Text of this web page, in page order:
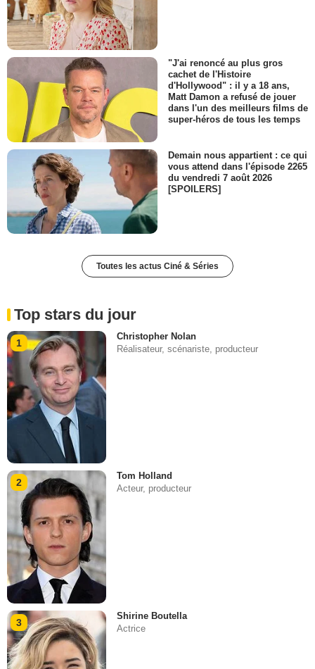
"J'ai renoncé au plus gros
cachet de l'Histoire
d'Hollywood" : il y a 18 ans,
Matt Damon a refusé de jouer
dans l'un des meilleurs films de
super-héros de tous les temps
Demain nous appartient : ce qui
vous attend dans l'épisode 2265
du vendredi 7 août 2026
[SPOILERS]
Toutes les actus Ciné & Séries
Top stars du jour
1
Christopher Nolan
Réalisateur, scénariste, producteur
2
Tom Holland
Acteur, producteur
3
Shirine Boutella
Actrice